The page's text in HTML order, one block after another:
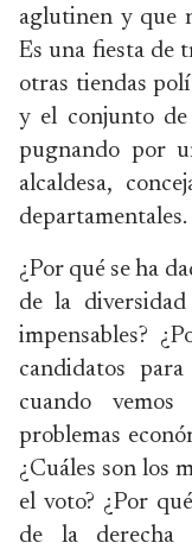
aglutinen y que
Es una fiesta de
otras tiendas
y el conjunto de
pugnando por
alcaldesa,
departamentales.
¿Por qué se ha
de la
impensables?
candidatos
cuando
problemas
¿Cuáles son los
el voto? ¿Por
de la derecha